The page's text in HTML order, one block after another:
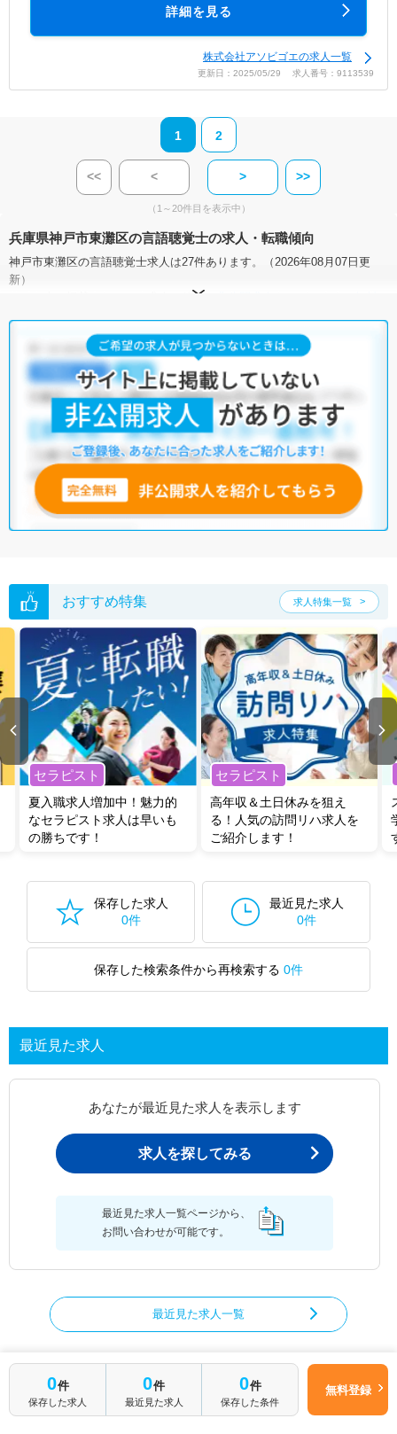
詳細を見る
株式会社アソビゴエの求人一覧
更新日：2025/05/29 求人番号：9113539
1 2
<< < > >>
（1～20件目を表示中）
兵庫県神戸市東灘区の言語聴覚士の求人・転職傾向
神戸市東灘区の言語聴覚士求人は27件あります。（2026年08月07日更
新）
サイト上に掲載されている求人の他に、
う求人を提案させていただきます。
神戸市東灘区の言語聴覚士求人では以下のような条件が人気です。
土日祝休・積極採用中・新卒OK・正社員(正職員) ・
介護福祉施設 ・訪問リハビリ(在宅医療)・小児リハビリ・保育
・その他
他の条件でも人気の求人がございますので、「こだわり条件」から検索
いただくか、お気軽にお問い合わせください。
全国の言語聴覚士求人
から検索いただくことも可能です。
無料転職支援サービスにお申し込みいただくと、ご希望条件をヒアリン
転職支援の他、情報収集や募集状況の確認も、お気軽にご相談くださ
い。
おすすめ特集 求人特集一覧
セラピスト
夏入職求人増加中！魅力的
なセラピスト求人は早いも
の勝ちです！
セラピスト
高年収＆土日休みを狙え
る！人気の訪問リハ求人を
ご紹介します！
保存した求人
0件
最近見た求人
0件
保存した検索条件から再検索する 0件
最近見た求人
あなたが最近見た求人を表示します
求人を探してみる
最近見た求人一覧ページから、
お問い合わせが可能です。
最近見た求人一覧
0件
保存した求人
0件
最近見た求人
0件
保存した条件
無料登録
言語聴覚士の求人を絞り込む